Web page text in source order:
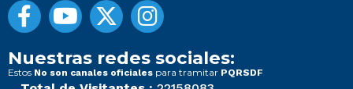
Nuestras redes sociales:
Estos No son canales oficiales para tramitar PQRSDF